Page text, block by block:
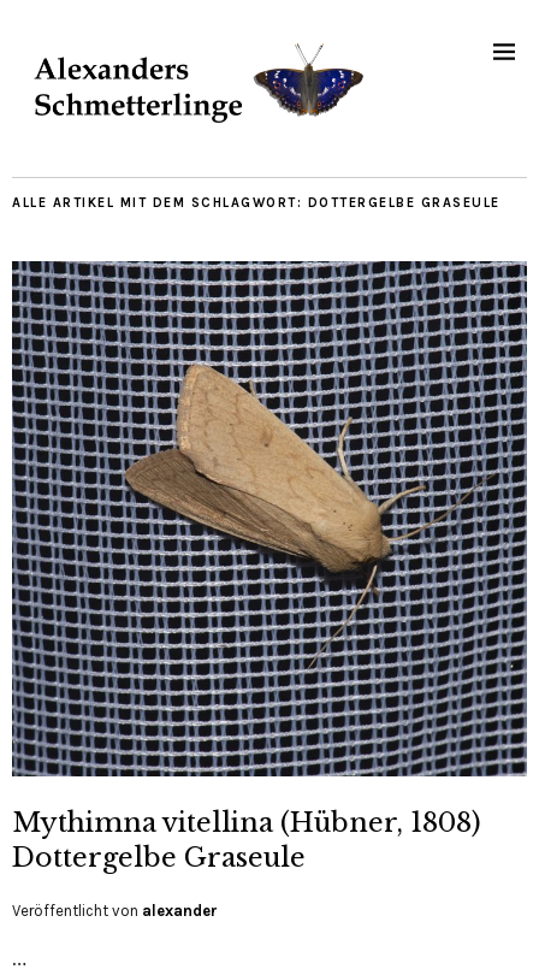
ALLE ARTIKEL MIT DEM SCHLAGWORT: DOTTERGELBE GRASEULE
Mythimna vitellina (Hübner, 1808)
Dottergelbe Graseule
Veröffentlicht von alexander
…